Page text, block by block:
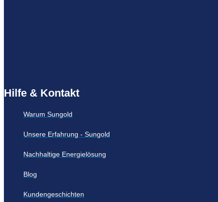
Hilfe & Kontakt
Warum Sungold
Unsere Erfahrung - Sungold
Nachhaltige Energielösung
Blog
Kundengeschichten